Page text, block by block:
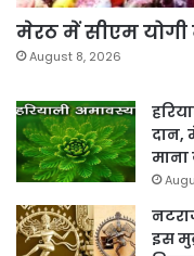
मेरठ में सीएम योगी
August 8, 2026
दान,
माना
इस